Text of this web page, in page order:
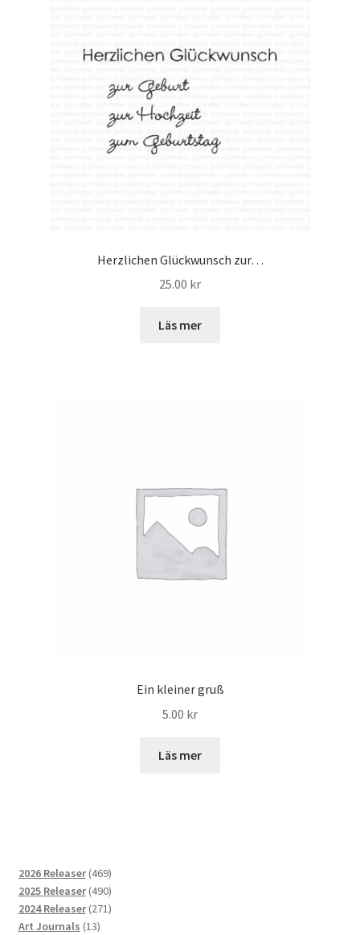
Herzlichen Glückwunsch zur…
25.00 kr
Läs mer
Ein kleiner gruß
5.00 kr
Läs mer
2026 Releaser 469469
produkter
2025 Releaser 490490
produkter
2024 Releaser 271271
Art Journals 1313